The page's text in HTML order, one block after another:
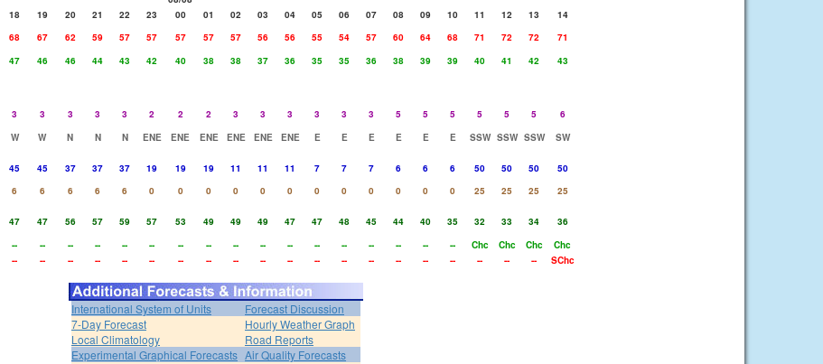
18 19 20 21 22 23 00 01 02 03 04 05 06 07 08 09 10 11 12 13
14
68 67 62 59 57 57 57 57 57 56 56 55 54 57 60 64 68 71 72 72
71
47 46 46 44 43 42 40 38 38 37 36 35 35 36 38 39 39 40 41 42
43
3 3 3 3 3 2 2 2 3 3 3 3 3 3 5 5 5 5 5 5
6
W W N N N ENE ENE ENE ENE ENE ENE E E E E E E SSW SSW SSW
SW
45 45 37 37 37 19 19 19 11 11 11 7 7 7 6 6 6 50 50 50
50
6 6 6 6 6 0 0 0 0 0 0 0 0 0 0 0 0 25 25 25
25
47 47 56 57 59 57 53 49 49 49 47 47 48 45 44 40 35 32 33 34
36
-- -- -- -- -- -- -- -- -- -- -- -- -- -- -- -- -- Chc Chc Chc
Chc
-- -- -- -- -- -- -- -- -- -- -- -- -- -- -- -- -- -- -- -- SChc
International System of Units
Forecast Discussion
7-Day Forecast
Hourly Weather Graph
Local Climatology
Road Reports
Experimental Graphical Forecasts Air Quality Forecasts